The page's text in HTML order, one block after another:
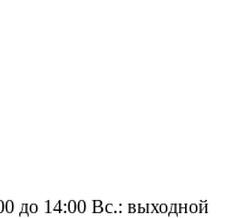
до 14:00 Вс.: выходной